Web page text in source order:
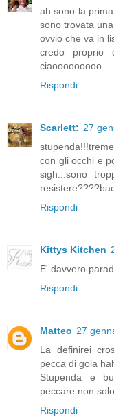
ah sono la
sono trovata
ovvio che va in
credo proprio
ciaooooooooo
Rispondi
Scarlett: 27
con gli occhi e
sigh...sono
Rispondi
Kittys Kitchen
E' davvero
Rispondi
Matteo 27
La definirei
pecca di gola
Stupenda e
peccare non
Rispondi